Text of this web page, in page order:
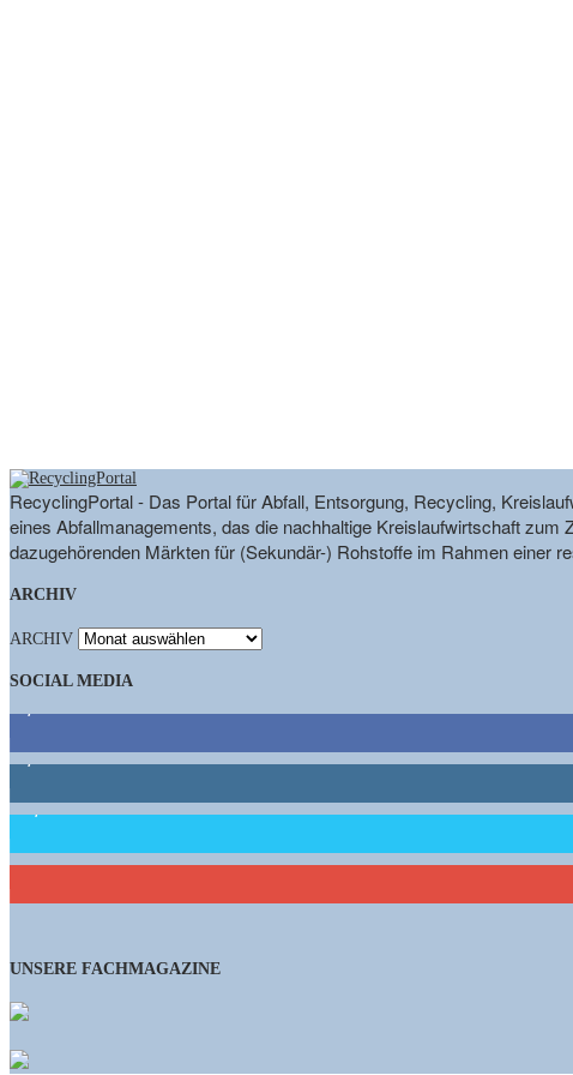
RecyclingPortal - Das Portal für Abfall, Entsorgung, Recycling,
eines Abfallmanagements, das die nachhaltige Kreislaufwirtschaft
dazugehörenden Märkten für (Sekundär-) Rohstoffe im Rahmen einer
ARCHIV
ARCHIV
SOCIAL MEDIA
UNSERE FACHMAGAZINE